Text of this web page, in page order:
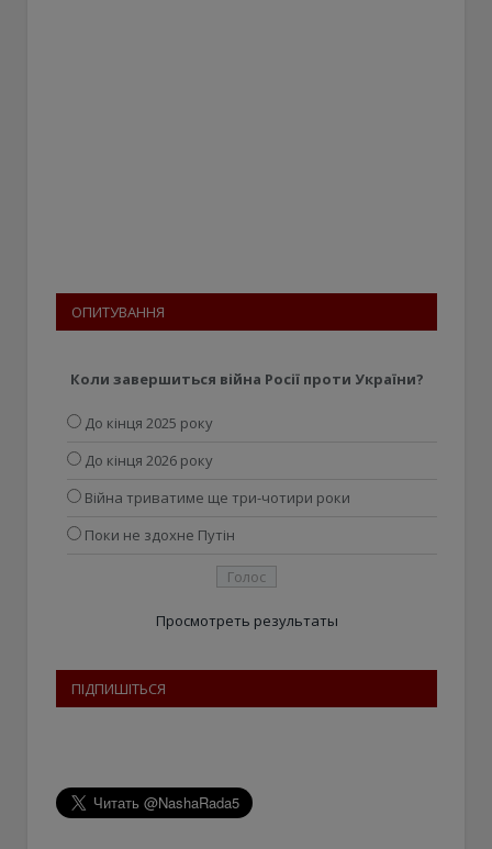
ОПИТУВАННЯ
Коли завершиться війна Росії проти України?
До кінця 2025 року
До кінця 2026 року
Війна триватиме ще три-чотири роки
Поки не здохне Путін
Просмотреть результаты
ПІДПИШІТЬСЯ